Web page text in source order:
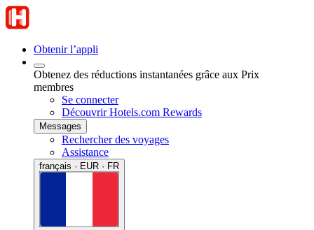
Obtenir l’appli
Obtenez des réductions instantanées grâce aux Prix
membres
Se connecter
Découvrir Hotels.com Rewards
Messages
Rechercher des voyages
Assistance
français · EUR · FR